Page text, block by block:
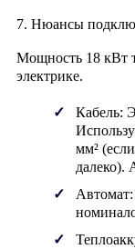
7. Нюансы
Мощность 18 кВт
электрике.
Кабель:
мм²
далеко).
Автомат: